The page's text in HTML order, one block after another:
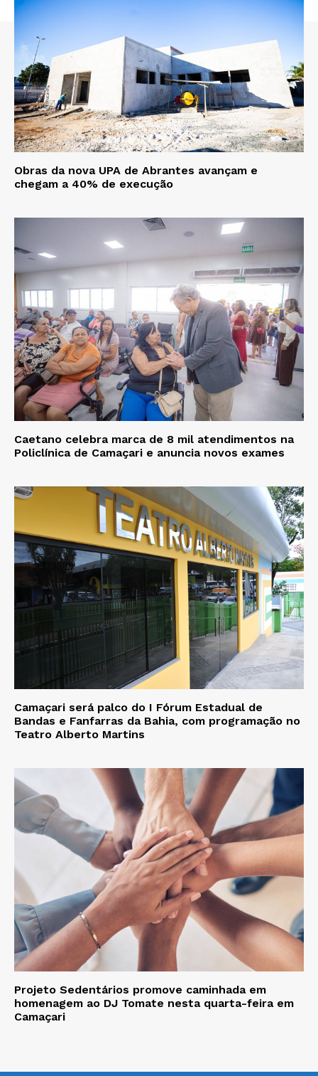
Obras da nova UPA de Abrantes avançam e
chegam a 40% de execução
Caetano celebra marca de 8 mil atendimentos na
Policlínica de Camaçari e anuncia novos exames
Camaçari será palco do I Fórum Estadual de
Bandas e Fanfarras da Bahia, com programação no
Teatro Alberto Martins
Projeto Sedentários promove caminhada em
homenagem ao DJ Tomate nesta quarta-feira em
Camaçari